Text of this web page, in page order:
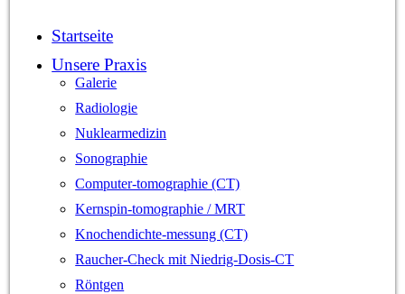
Startseite
Unsere Praxis
Galerie
Radiologie
Nuklearmedizin
Sonographie
Computer-tomographie (CT)
Kernspin-tomographie / MRT
Knochendichte-messung (CT)
Raucher-Check mit Niedrig-Dosis-CT
Röntgen